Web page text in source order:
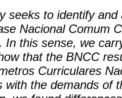
seeks to identify
Nacional Comum
In this sense, we
that the BNCC
Curriculares
with the demands of